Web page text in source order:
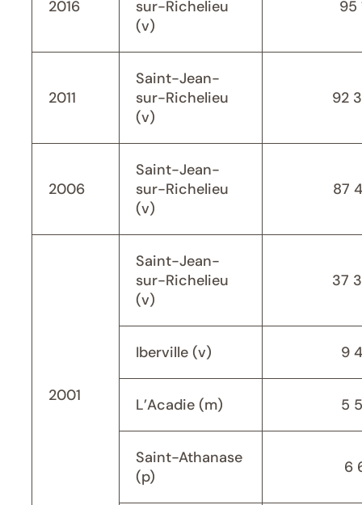
2016
sur-Richelieu
(v)
95
2011
Saint-Jean-
sur-Richelieu
(v)
92
2006
Saint-Jean-
sur-Richelieu
(v)
87
2001
Saint-Jean-
sur-Richelieu
(v)
37
Iberville (v) 9
L’Acadie (m) 5
Saint-Athanase
(p)
6